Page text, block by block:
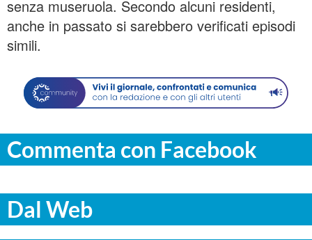
senza museruola. Secondo alcuni residenti,
anche in passato si sarebbero verificati episodi
simili.
Commenta con Facebook
Dal Web